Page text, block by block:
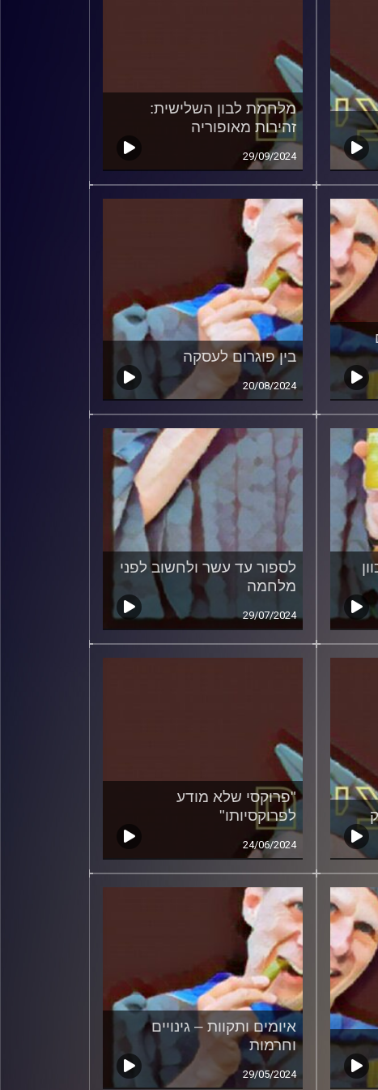
מלחמת לבון השלישית:
זהירות מאופוריה
29/09/2024
בין פוגרום לעסקה
20/08/2024
לספור עד עשר ולחשוב לפני
מלחמה
29/07/2024
"פרוקסי שלא מודע
לפרוקסיותו"
24/06/2024
איומים ותקוות – גינויים
וחרמות
29/05/2024